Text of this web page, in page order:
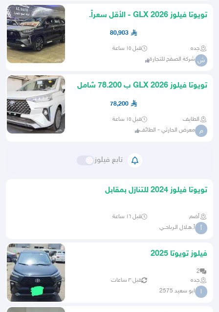
تويوتا فيلوز GLX 2026 - الأقل سعراً.
80,903
جده قبل ١٥ ساعة
ش شركة الصفح للتجارة
تويوتا فيلوز GLX 2026 ب 78.200 شامل
78,200
الطايف قبل ١٥ ساعة
م معرض الحارثي - الطائف
تابع فيلوز
تويوتا فيلوز 2024 للتنازل بمقابل
أضم قبل ١٦ ساعة
أ أ.هـلال الـرباحــي
فيلوز تويوتا 2025
2
جده
قبل ٣ ساعات
ا ابو سعيد 2575